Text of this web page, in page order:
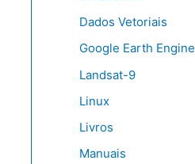
Dados Vetoriais
Google Earth Engine
Landsat-9
Linux
Livros
Manuais